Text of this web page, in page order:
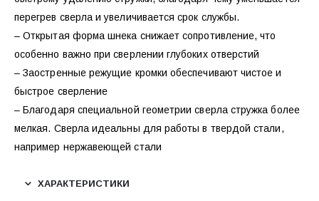
перегрев сверла и увеличивается срок службы.
– Открытая форма шнека снижает сопротивление, что
особенно важно при сверлении глубоких отверстий
– Заостренные режущие кромки обеспечивают чистое и
быстрое сверление
– Благодаря специальной геометрии сверла стружка более
мелкая. Сверла идеальны для работы в твердой стали,
например нержавеющей стали
ХАРАКТЕРИСТИКИ